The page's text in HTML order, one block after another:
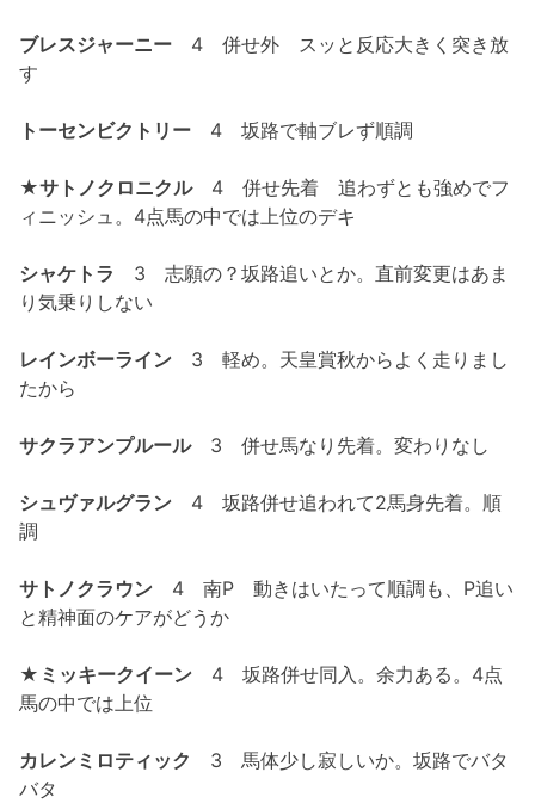
ブレスジャーニー 4 併せ外 スッと反応大きく突き放
す
トーセンビクトリー 4 坂路で軸ブレず順調
★サトノクロニクル4 併せ先着 追わずとも強めでフ
ィニッシュ。4点馬の中では上位のデキ
シャケトラ 3 志願の？坂路追いとか。直前変更はあま
り気乗りしない
レインボーライン 3 軽め。天皇賞秋からよく走りまし
たから
サクラアンプルール3 併せ馬なり先着。変わりなし
シュヴァルグラン 4 坂路併せ追われて2馬身先着。順
調
サトノクラウン 4 南P 動きはいたって順調も、P追い
と精神面のケアがどうか
★ミッキークイーン 4 坂路併せ同入。余力ある。4点
馬の中では上位
カレンミロティック 3 馬体少し寂しいか。坂路でバタ
バタ